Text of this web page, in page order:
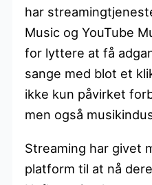
har
Music og YouTube
for lyttere at få
sange med blot et
ikke kun påvirket
men også
Streaming har givet
platform til at nå